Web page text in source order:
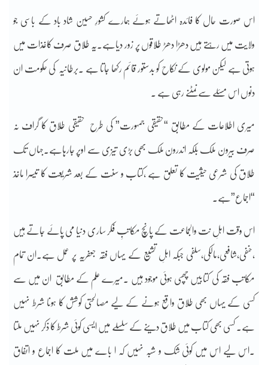
اس صورت حال کا فائدہ اٹھاتے ہوئے ہمارے کشورِ حسین شاد باد کے باسی جو
ولایت میں رہتے ہیں دھڑا دھڑ طلاقوں پر زور دیاہے۔یہ طلاق صرف کاغذات میں
ہوتی ہے لیکن مولوی کے نکاح کو بدستور قائم رکھا جاتا ہے ۔برطانیہ کی حکومت ان
دنوں اس مسئلے سےنمٹنے رہی ہے ۔
میری اطلاعات کے مطابق “حقیقی جمہورت” کی طرح حقیقی طلاق کا گراف نہ
صرف بیرون ملک بلکہ اندرون ملک بھی بڑی تیزی سے اوپر جارہاہے۔جہاں تک
طلاق کی شرعی حیثیت کا تعلق ہے ،کتاب و سنت کے بعد شریعت کا تیسرا ماخذ
“اجماع”ہے۔
اس وقت اہلِ نت والجماعت کے پانچ مکاتبِ فکر ساری دنیا می پائے جاتے ہیں
،حنفی،شافعی،مالکی،سلفی جبکہ اہلِ تشیع کے یہاں فقہ جعفریہ پر عمل ہے۔ان تمام
مکاتب فقہ کی کتابیں چھپی ہوئی موجود ہیں ۔میرے علم کے مطابق ان میں سے
کسی کے یہاں بھی طلاق واقع ہونے کے لیے مصالحتی کوشش کا ہونا شرط نہیں
ہے۔ کسی بھی کتاب میں طلاق دینے کے سلسلے میں ایسی کوئی شرط کا ذکر نہیں ملتا
۔اس لیے اس میں کوئی شک و شبہ نہیں کہ ا باے میں ملت کا اجماع و اتفاق